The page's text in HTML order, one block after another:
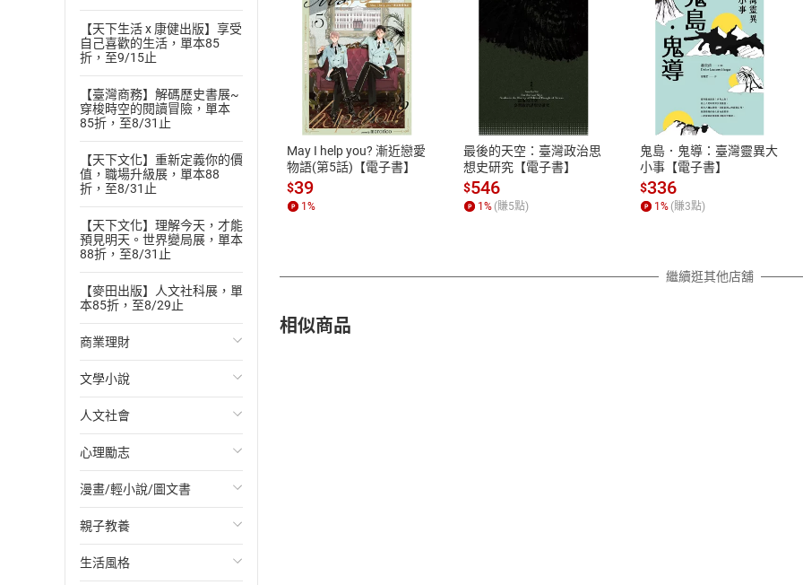
【天下生活 x 康健出版】享受
自己喜歡的生活，單本85
折，至9/15止
【臺灣商務】解碼歷史書展~
穿梭時空的閱讀冒險，單本
85折，至8/31止
【天下文化】重新定義你的價
值，職場升級展，單本88
折，至8/31止
【天下文化】理解今天，才能
預見明天。世界變局展，單本
88折，至8/31止
【麥田出版】人文社科展，單
本85折，至8/29止
商業理財
投資理財
經濟/趨勢
財務/金融
管理/領導
職場工作術
成功法
文學小說
歐美文學
日本文學
韓國文學
華文文學
經典文學
人文社會
國際關係
政治
社會科學
台灣/中國歷史
心理勵志
心靈成長/情緒
人際關係
兩性關係
漫畫/輕小說/圖文書
輕小說
奇幻/科幻
親子教養
教育現場
生活風格
付款方式
ATM轉帳、信用卡、LINE PAY、AFTEE
退換貨規範
本店是否提供消費者保護法七日猶
之權利，遽消費者保護法及通訊交
除權合理例外情事適用準則，依商
質各有不同規定。詳細退換貨說明
照各商品說明。
May I help you? 漸近戀愛
物語(第5話)【電子書】
$39
1 %
最後的天空：臺灣政治思
想史研究【電子書】
$546
1 % (賺5點)
鬼島．鬼導：臺灣靈異大
小事【電子書】
$336
1 % (賺3點)
繼續逛其他店舖
相似商品